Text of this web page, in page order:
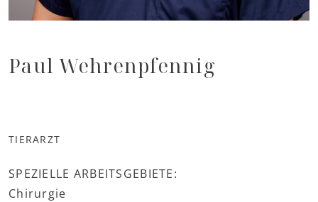
Paul Wehrenpfennig
TIERARZT
SPEZIELLE ARBEITSGEBIETE:
Chirurgie